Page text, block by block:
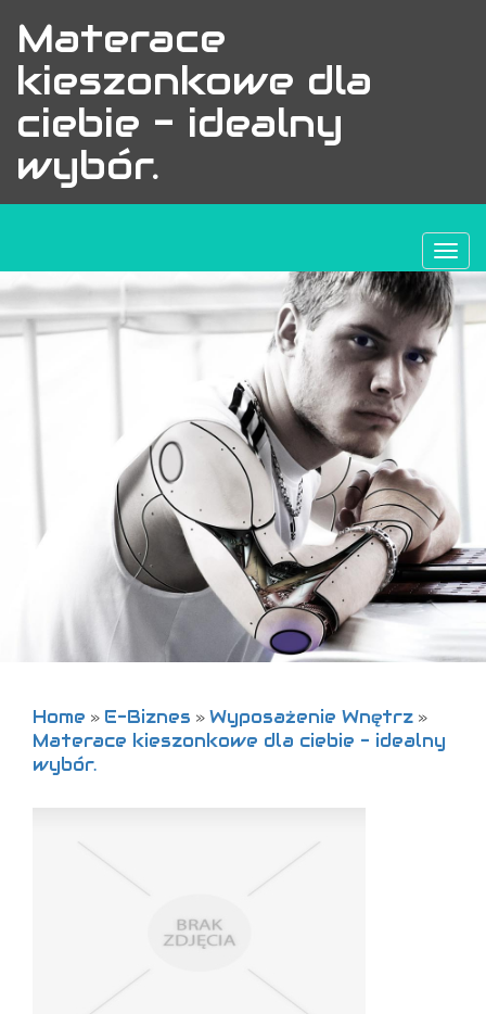
Materace
kieszonkowe dla
ciebie - idealny
wybór.
Home » E-Biznes » Wyposażenie Wnętrz »
Materace kieszonkowe dla ciebie - idealny
wybór.